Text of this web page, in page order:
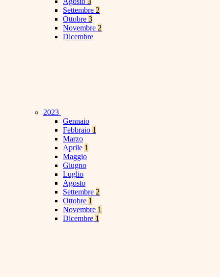
Settembre 2
Ottobre 3
Novembre 2
Dicembre
2023
Gennaio
Febbraio 1
Marzo
Aprile 1
Maggio
Giugno
Luglio
Agosto
Settembre 2
Ottobre 1
Novembre 1
Dicembre 1